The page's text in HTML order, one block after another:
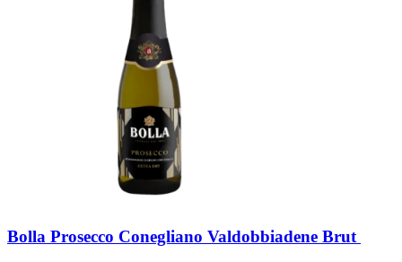
Bolla Prosecco Conegliano Valdobbiadene Brut